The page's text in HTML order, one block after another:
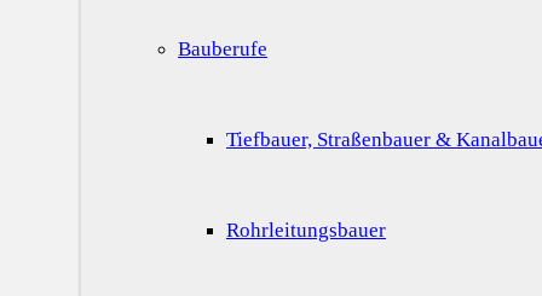
Bauberufe
Tiefbauer, Straßenbauer &
Rohrleitungsbauer